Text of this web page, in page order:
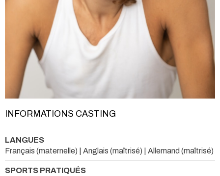
INFORMATIONS CASTING
LANGUES
Français (maternelle) | Anglais (maîtrisé) | Allemand (maîtrisé)
SPORTS PRATIQUÉS